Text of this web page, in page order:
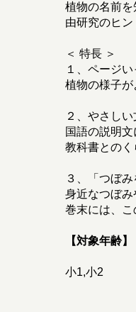
植物の名前
由研究のヒン
＜ 特長 ＞
１、ページ
植物の様子が
２、やさし
国語の説明
教科書とのく
３、「つぼ
身近なつぼみ
巻末には、こ
【対象年齢】
小1,小2